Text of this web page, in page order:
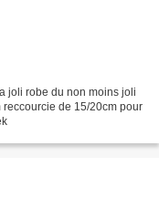
joli robe du non moins joli
reccourcie de 15/20cm pour